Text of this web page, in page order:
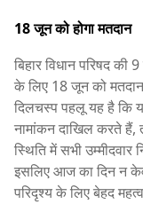
18 जून को होगा मतदान
बिहार विधान परिषद
के लिए 18 जून को मतदान
दिलचस्प पहलू यह है कि
नामांकन दाखिल करते हैं,
स्थिति में सभी उम्मीदवार
इसलिए आज का दिन न
परिदृश्य के लिए बेहद